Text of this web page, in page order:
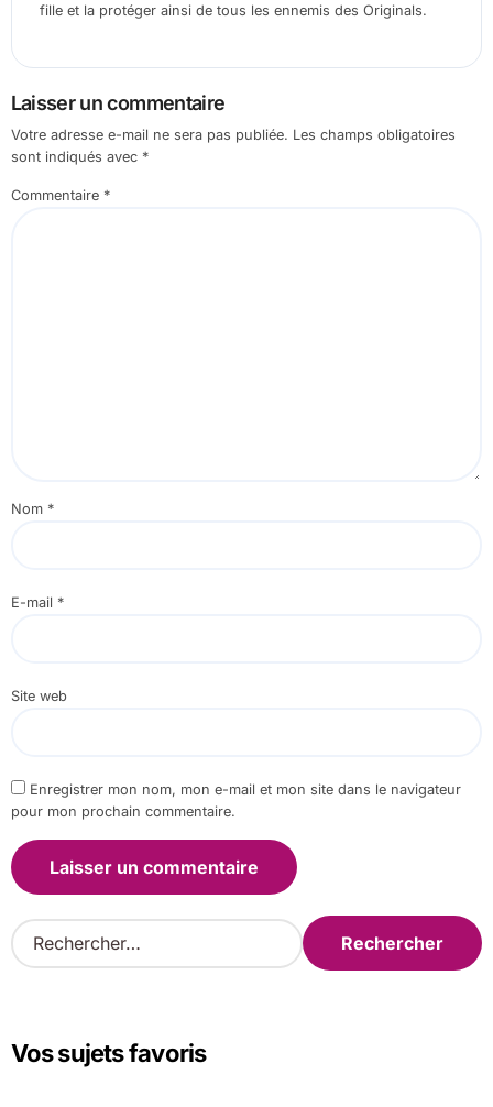
fille et la protéger ainsi de tous les ennemis des Originals.
Laisser un commentaire
Votre adresse e-mail ne sera pas publiée. Les champs obligatoires
sont indiqués avec *
Commentaire *
Nom *
E-mail *
Site web
Enregistrer mon nom, mon e-mail et mon site dans le navigateur
pour mon prochain commentaire.
R
e
r
Vos sujets favoris